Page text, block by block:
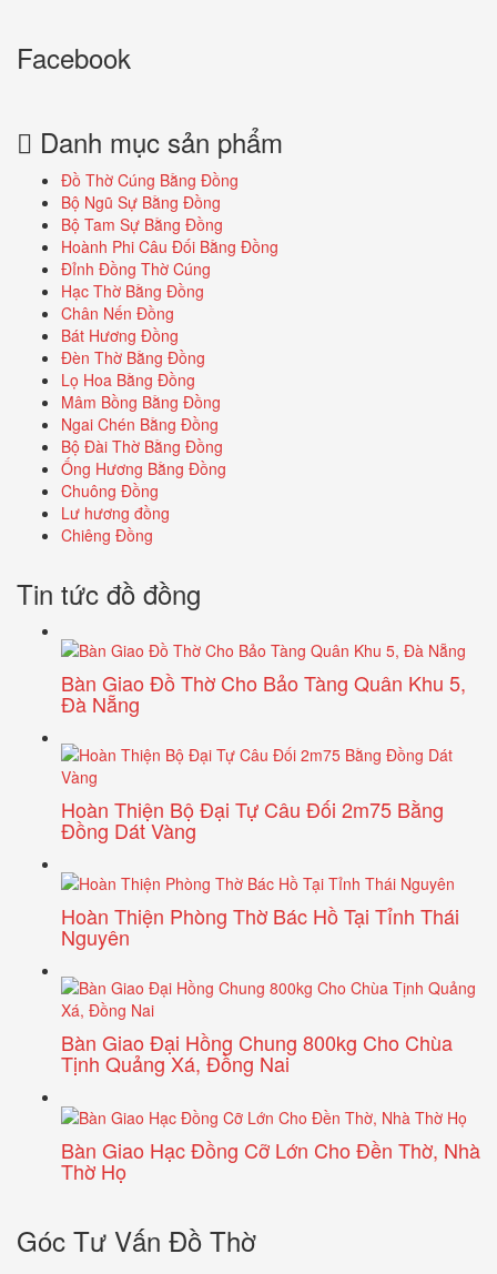
Facebook
Danh mục sản phẩm
Đồ Thờ Cúng Bằng Đồng
Bộ Ngũ Sự Bằng Đồng
Bộ Tam Sự Bằng Đồng
Hoành Phi Câu Đối Bằng Đồng
Đỉnh Đồng Thờ Cúng
Hạc Thờ Bằng Đồng
Chân Nến Đồng
Bát Hương Đồng
Đèn Thờ Bằng Đồng
Lọ Hoa Bằng Đồng
Mâm Bồng Bằng Đồng
Ngai Chén Bằng Đồng
Bộ Đài Thờ Bằng Đồng
Ống Hương Bằng Đồng
Chuông Đồng
Lư hương đồng
Chiêng Đồng
Tin tức đồ đồng
Bàn Giao Đồ Thờ Cho Bảo Tàng Quân Khu 5,
Đà Nẵng
Hoàn Thiện Bộ Đại Tự Câu Đối 2m75 Bằng
Đồng Dát Vàng
Hoàn Thiện Phòng Thờ Bác Hồ Tại Tỉnh Thái
Nguyên
Bàn Giao Đại Hồng Chung 800kg Cho Chùa
Tịnh Quảng Xá, Đồng Nai
Bàn Giao Hạc Đồng Cỡ Lớn Cho Đền Thờ, Nhà
Thờ Họ
Góc Tư Vấn Đồ Thờ